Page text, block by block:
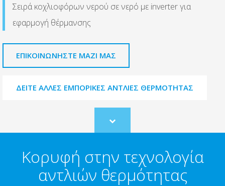
Σειρά κοχλιοφόρων νερού σε νερό με inverter για
εφαρμογή θέρμανσης
ΕΠΙΚΟΙΝΩΝΉΣΤΕ ΜΑΖΊ ΜΑΣ
ΔΕΊΤΕ ΆΛΛΕΣ ΕΜΠΟΡΙΚΈΣ ΑΝΤΛΊΕΣ ΘΕΡΜΌΤΗΤΑΣ
Scroll
to
Κορυφή στην τεχνολογία
αντλιών θερμότητας